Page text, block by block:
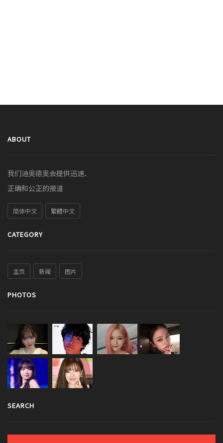
ABOUT
我们迪奥德奥会提供迅速、
正确和公正的报道
简体中文 繁體中文
CATEGORY
主页 新闻 图片
PHOTOS
SEARCH